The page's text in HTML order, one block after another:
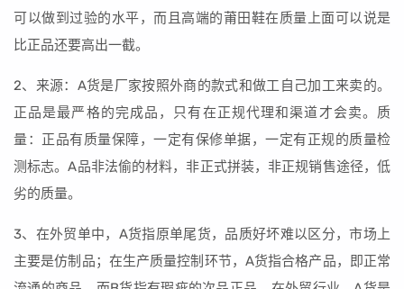
可以做到过验的水平，而且高端的莆田鞋在质量上面可以说是
比正品还要高出一截。
2、来源：A货是厂家按照外商的款式和做工自己加工来卖的。
正品是最严格的完成品，只有在正规代理和渠道才会卖。质
量：正品有质量保障，一定有保修单据，一定有正规的质量检
测标志。A品非法偷的材料，非正式拼装，非正规销售途径，低
劣的质量。
3、在外贸单中，A货指原单尾货，品质好坏难以区分，市场上
主要是仿制品；在生产质量控制环节，A货指合格产品，即正常